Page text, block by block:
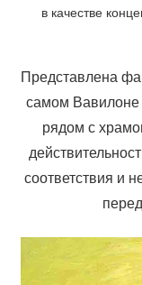
в качестве
Представлена
самом Вавилоне
рядом с
соответствия и